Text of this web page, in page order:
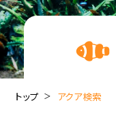
トップ アクア検索